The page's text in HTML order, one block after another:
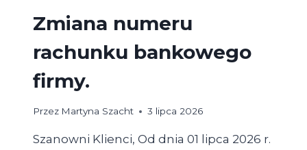
Zmiana numeru
rachunku bankowego
firmy.
Przez Martyna Szacht 3 lipca 2026
Szanowni Klienci, Od dnia 01 lipca 2026 r.